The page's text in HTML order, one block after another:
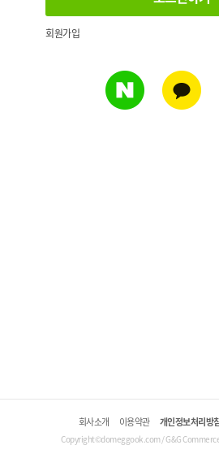
회원가입
회사소개 이용약관 개인정보처리방
Copyright©domeggook.com / G&G